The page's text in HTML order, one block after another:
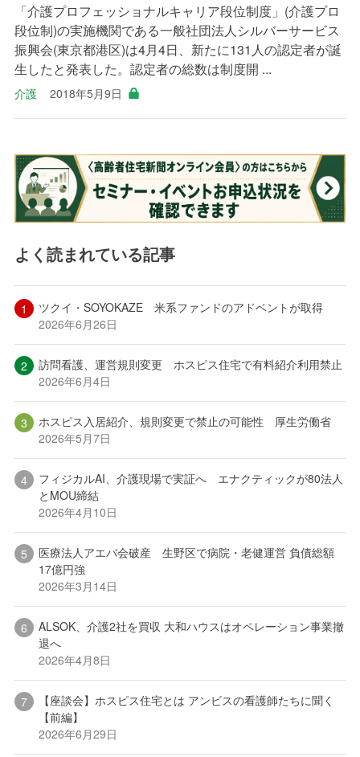
「介護プロフェッショナルキャリア段位制度」(介護プロ
段位制)の実施機関である一般社団法人シルバーサービス
振興会(東京都港区)は4月4日、新たに131人の認定者が誕
生したと発表した。認定者の総数は制度開 ...
介護 2018年5月9日
よく読まれている記事
ツクイ・SOYOKAZE 米系ファンドのアドベントが取得
2026年6月26日
訪問看護、運営規則変更 ホスピス住宅で有料紹介利用禁止
2026年6月4日
ホスピス入居紹介、規則変更で禁止の可能性 厚生労働省
2026年5月7日
フィジカルAI、介護現場で実証へ エナクティックが80法人
とMOU締結
2026年4月10日
医療法人アエバ会破産 生野区で病院・老健運営 負債総額
17億円強
2026年3月14日
ALSOK、介護2社を買収 大和ハウスはオペレーション事業撤
退へ
2026年4月8日
【座談会】ホスピス住宅とは アンビスの看護師たちに聞く
【前編】
2026年6月29日